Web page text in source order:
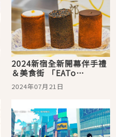
2024新宿全新開幕伴手禮
＆美食街 「EATo
LUMINE」必買推薦
2024年07月21日